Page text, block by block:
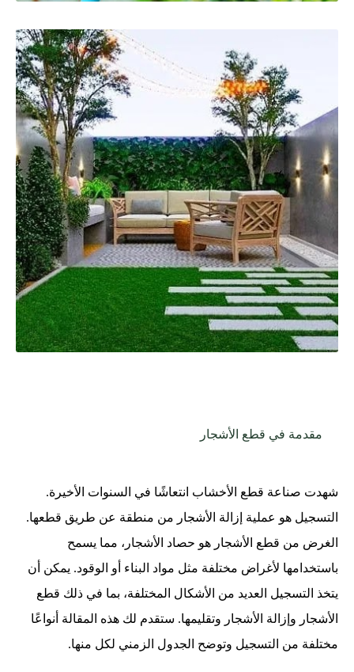
مقدمة في قطع الأشجار
شهدت صناعة قطع الأخشاب انتعاشًا في السنوات الأخيرة.
التسجيل هو عملية إزالة الأشجار من منطقة عن طريق قطعها.
الغرض من قطع الأشجار هو حصاد الأشجار، مما يسمح
باستخدامها لأغراض مختلفة مثل مواد البناء أو الوقود. يمكن أن
يتخذ التسجيل العديد من الأشكال المختلفة، بما في ذلك قطع
الأشجار وإزالة الأشجار وتقليمها. ستقدم لك هذه المقالة أنواعًا
مختلفة من التسجيل وتوضح الجدول الزمني لكل منها.